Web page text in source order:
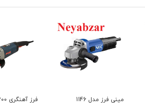
مینی فرز مدل 1146